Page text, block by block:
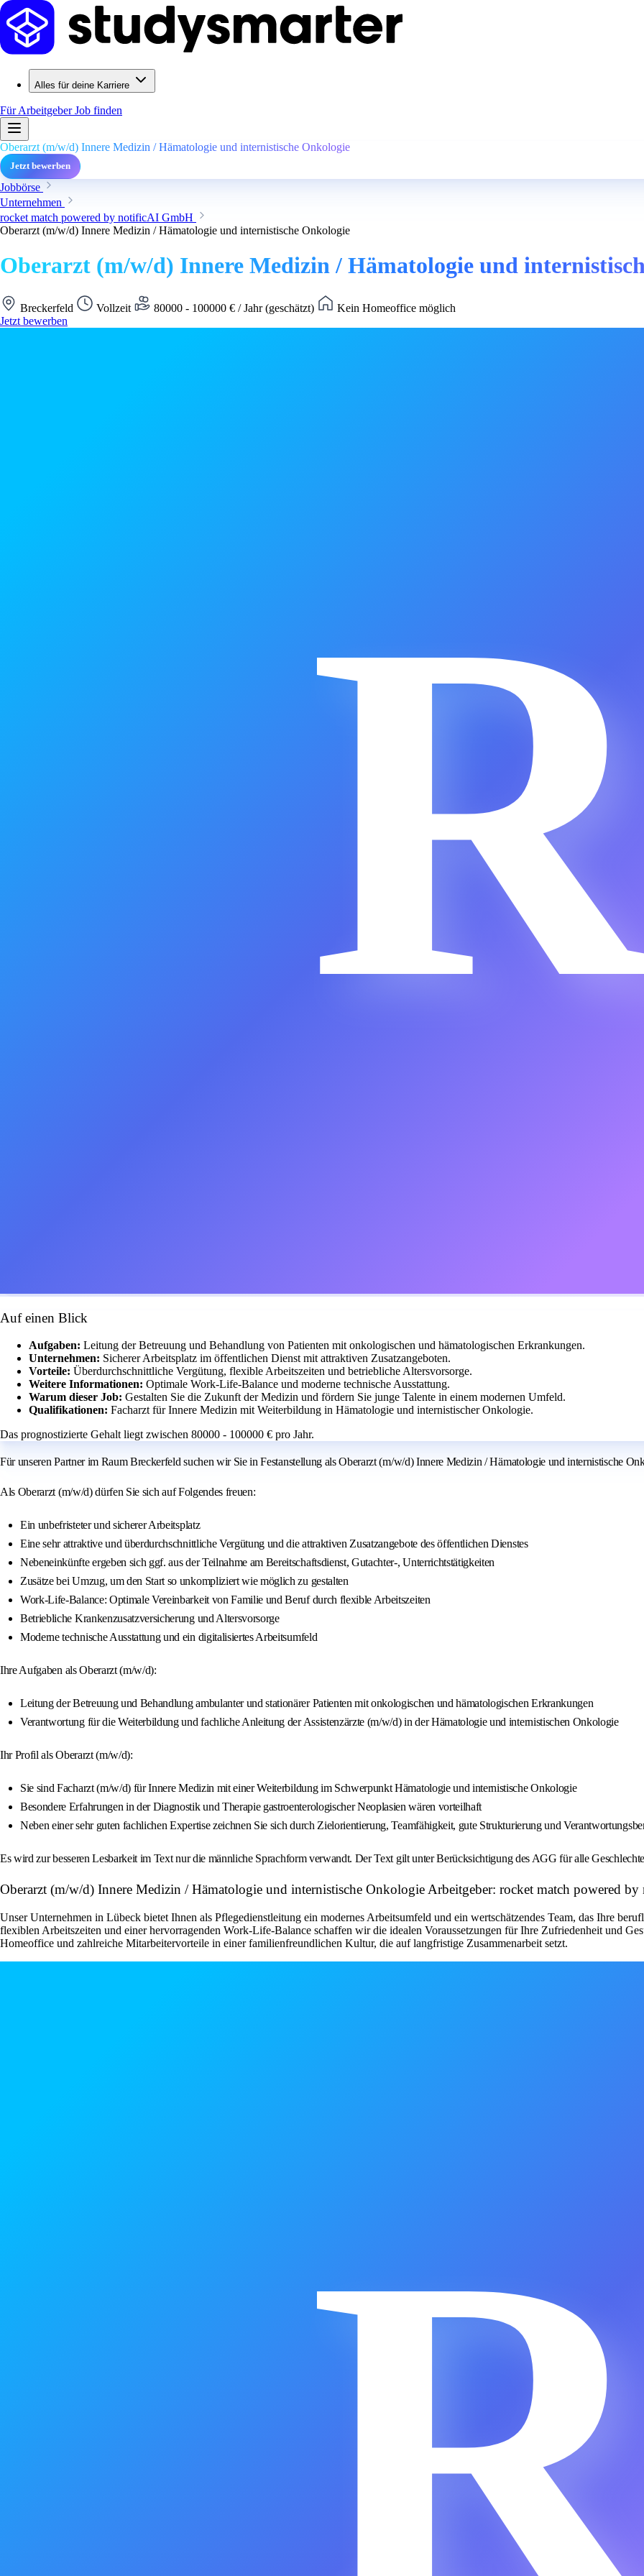
Alles für deine Karriere
Für ArbeitgeberJob finden
Oberarzt (m/w/d) Innere Medizin / Hämatologie und internistische Onkologie
Jetzt bewerben
Jobbörse
Unternehmen
rocket match powered by notificAI GmbH
Oberarzt (m/w/d) Innere Medizin / Hämatologie und internistische Onkologie
Oberarzt (m/w/d) Innere Medizin / Hämatologie und
Breckerfeld Vollzeit 80000 - 100000 € / Jahr (geschätzt)
Kein Homeoffice möglich
Jetzt bewerben
Auf einen Blick
Aufgaben: Leitung der Betreuung und Behandlung von Patienten mit onkologischen und hämatologischen Erkrankungen.
Unternehmen: Sicherer Arbeitsplatz im öffentlichen Dienst mit attraktiven Zusatzangeboten.
Vorteile: Überdurchschnittliche Vergütung, flexible Arbeitszeiten und betriebliche Altersvorsorge.
Weitere Informationen: Optimale Work-Life-Balance und moderne technische Ausstattung.
Warum dieser Job: Gestalten Sie die Zukunft der Medizin und fördern Sie junge Talente in einem modernen Umfeld.
Qualifikationen: Facharzt für Innere Medizin mit Weiterbildung in Hämatologie und internistischer Onkologie.
Das prognostizierte Gehalt liegt zwischen 80000 - 100000 € pro Jahr.
Für unseren Partner im Raum Breckerfeld suchen wir Sie in Festanstellung als Oberarzt (m/w/d) Innere Medizin / Hämatologie und internistische
Als Oberarzt (m/w/d) dürfen Sie sich auf Folgendes freuen:
Ein unbefristeter und sicherer Arbeitsplatz
Eine sehr attraktive und überdurchschnittliche Vergütung und die attraktiven Zusatzangebote des öffentlichen Dienstes
Nebeneinkünfte ergeben sich ggf. aus der Teilnahme am Bereitschaftsdienst, Gutachter-, Unterrichtstätigkeiten
Zusätze bei Umzug, um den Start so unkompliziert wie möglich zu gestalten
Work-Life-Balance: Optimale Vereinbarkeit von Familie und Beruf durch flexible Arbeitszeiten
Betriebliche Krankenzusatzversicherung und Altersvorsorge
Moderne technische Ausstattung und ein digitalisiertes Arbeitsumfeld
Ihre Aufgaben als Oberarzt (m/w/d):
Leitung der Betreuung und Behandlung ambulanter und stationärer Patienten mit onkologischen und hämatologischen Erkrankungen
Verantwortung für die Weiterbildung und fachliche Anleitung der Assistenzärzte (m/w/d) in der Hämatologie und internistischen Onkologie
Ihr Profil als Oberarzt (m/w/d):
Sie sind Facharzt (m/w/d) für Innere Medizin mit einer Weiterbildung im Schwerpunkt Hämatologie und internistische Onkologie
Besondere Erfahrungen in der Diagnostik und Therapie gastroenterologischer Neoplasien wären vorteilhaft
Neben einer sehr guten fachlichen Expertise zeichnen Sie sich durch Zielorientierung, Teamfähigkeit, gute Strukturierung und
Es wird zur besseren Lesbarkeit im Text nur die männliche Sprachform verwandt. Der Text gilt unter Berücksichtigung des AGG für alle
Oberarzt (m/w/d) Innere Medizin / Hämatologie und internistische Onkologie Arbeitgeber: rocket match powered
Unser Unternehmen in Lübeck bietet Ihnen als Pflegedienstleitung ein modernes Arbeitsumfeld und ein wertschätzendes Team, das Ihre
flexiblen Arbeitszeiten und einer hervorragenden Work-Life-Balance schaffen wir die idealen Voraussetzungen für Ihre Zufriedenheit und
Homeoffice und zahlreiche Mitarbeitervorteile in einer familienfreundlichen Kultur, die auf langfristige Zusammenarbeit setzt.